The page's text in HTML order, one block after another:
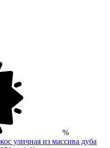
%
уличная из массива дуба